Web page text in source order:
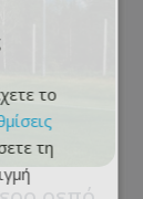
το
τη